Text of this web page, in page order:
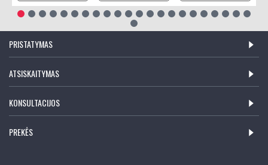
PRISTATYMAS
ATSISKAITYMAS
KONSULTACIJOS
PREKĖS